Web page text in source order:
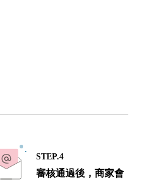
STEP.4
審核通過後，商家會